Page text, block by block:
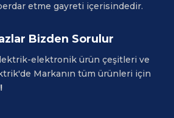
etme gayreti içerisindedir.
Bizden Sorulur
elektronik ürün çeşitleri ve
Markanın tüm ürünleri için